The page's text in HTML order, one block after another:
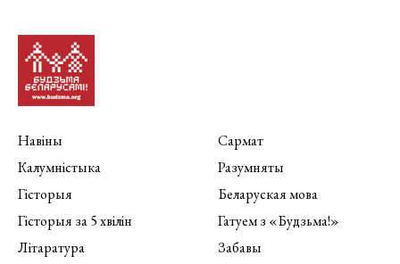
Навіны
Калумністыка
Гісторыя
Гісторыя за 5 хвілін
Літаратура
Сармат
Разумняты
Беларуская мова
Гатуем з «Будзьма!»
Забавы